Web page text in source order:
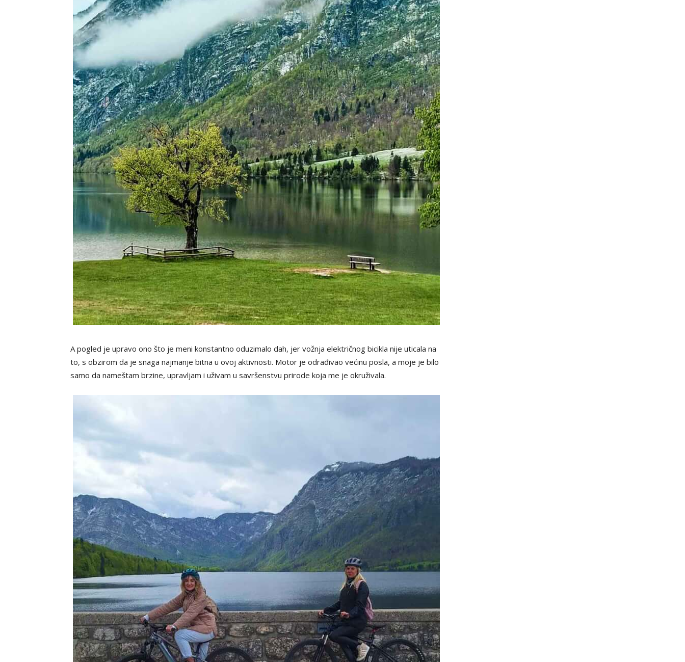
A pogled je upravo ono što je meni konstantno oduzimalo dah, jer vožnja električnog bicikla nije uticala na
to, s obzirom da je snaga najmanje bitna u ovoj aktivnosti. Motor je odrađivao većinu posla, a moje je bilo
samo da nameštam brzine, upravljam i uživam u savršenstvu prirode koja me je okruživala.